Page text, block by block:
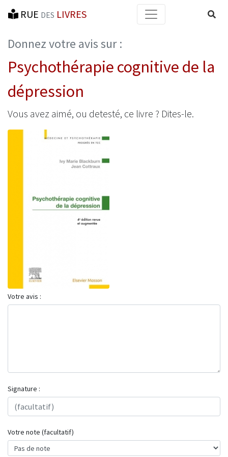
RUE DES LIVRES
Donnez votre avis sur :
Psychothérapie cognitive de la
dépression
Vous avez aimé, ou detesté, ce livre ? Dites-le.
Votre avis :
Signature :
Votre note (facultatif)